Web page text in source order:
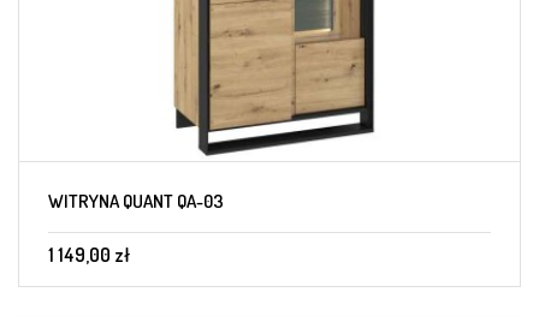
WITRYNA QUANT QA-03
1 149,00 zł